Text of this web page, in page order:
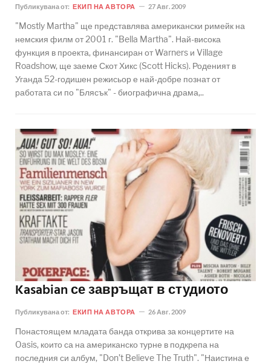
Публикувана от: ЕКИП НА АВТОРА 27 Авг. 2009
"Mostly Martha" ще представлява американски римейк на
немския филм от 2001 г. "Bella Martha". Най-висока
функция в проекта, финансиран от Warners и Village
Roadshow, ще заеме Скот Хикс (Scott Hicks). Роденият в
Уганда 52-годишен режисьор е най-добре познат от
работата си по "Блясък" - биографична драма,..
Kasabian се завръщат в студиото
Публикувана от: ЕКИП НА АВТОРА 26 Авг. 2009
Понастоящем младата банда открива за концертите на
Oasis, които са на американско турне в подкрепа на
последния си албум, "Don’t Believe The Truth". "Наистина е